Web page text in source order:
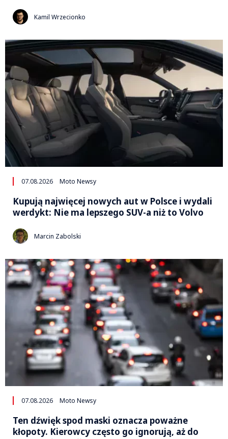
Kamil Wrzecionko
07.08.2026 Moto Newsy
Kupują najwięcej nowych aut w Polsce i wydali
werdykt: Nie ma lepszego SUV-a niż to Volvo
Marcin Zabolski
07.08.2026 Moto Newsy
Ten dźwięk spod maski oznacza poważne
kłopoty. Kierowcy często go ignorują, aż do